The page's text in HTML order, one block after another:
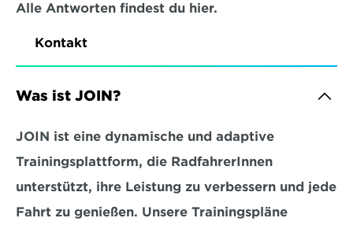
Alle Antworten findest du hier.
Kontakt
Was ist JOIN?
JOIN ist eine dynamische und adaptive
Trainingsplattform, die RadfahrerInnen
unterstützt, ihre Leistung zu verbessern und jede
Fahrt zu genießen. Unsere Trainingspläne